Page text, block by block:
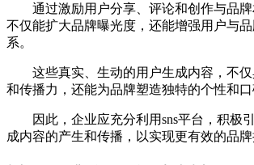
通过激励用户分享、评论和创作与品牌
不仅能扩大品牌曝光度，还能增强用户与
系。
这些真实、生动的用户生成内容，不仅
和传播力，还能为品牌塑造独特的个性和口
因此，企业应充分利用sns平台，积极
成内容的产生和传播，以实现更有效的品牌